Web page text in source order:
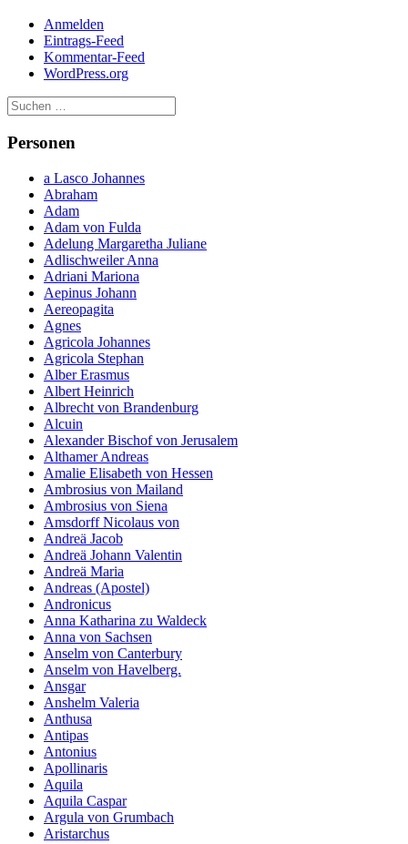
Anmelden
Eintrags-Feed
Kommentar-Feed
WordPress.org
Personen
a Lasco Johannes
Abraham
Adam
Adam von Fulda
Adelung Margaretha Juliane
Adlischweiler Anna
Adriani Mariona
Aepinus Johann
Aereopagita
Agnes
Agricola Johannes
Agricola Stephan
Alber Erasmus
Albert Heinrich
Albrecht von Brandenburg
Alcuin
Alexander Bischof von Jerusalem
Althamer Andreas
Amalie Elisabeth von Hessen
Ambrosius von Mailand
Ambrosius von Siena
Amsdorff Nicolaus von
Andreä Jacob
Andreä Johann Valentin
Andreä Maria
Andreas (Apostel)
Andronicus
Anna Katharina zu Waldeck
Anna von Sachsen
Anselm von Canterbury
Anselm von Havelberg.
Ansgar
Anshelm Valeria
Anthusa
Antipas
Antonius
Apollinaris
Aquila
Aquila Caspar
Argula von Grumbach
Aristarchus